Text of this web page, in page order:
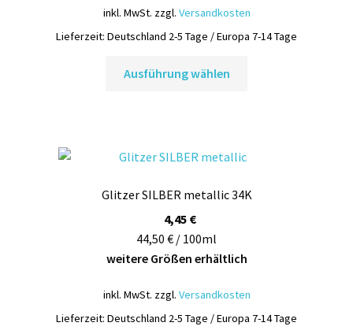
inkl. MwSt. zzgl. Versandkosten
Lieferzeit: Deutschland 2-5 Tage / Europa 7-14 Tage
Ausführung wählen
Optionen
gewählt
werden
Glitzer SILBER metallic 34K
4,45 €
44,50 € / 100ml
weitere Größen erhältlich
inkl. MwSt. zzgl. Versandkosten
Lieferzeit: Deutschland 2-5 Tage / Europa 7-14 Tage